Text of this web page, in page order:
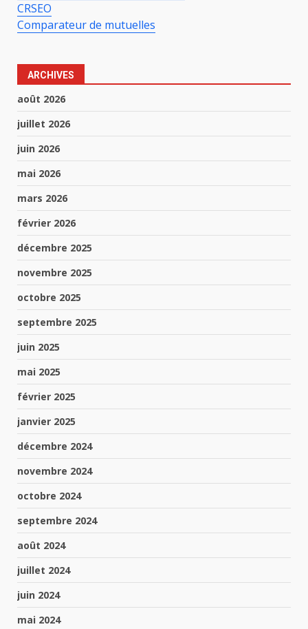
CRSEO
Comparateur de mutuelles
ARCHIVES
août 2026
juillet 2026
juin 2026
mai 2026
mars 2026
février 2026
décembre 2025
novembre 2025
octobre 2025
septembre 2025
juin 2025
mai 2025
février 2025
janvier 2025
décembre 2024
novembre 2024
octobre 2024
septembre 2024
août 2024
juillet 2024
juin 2024
mai 2024